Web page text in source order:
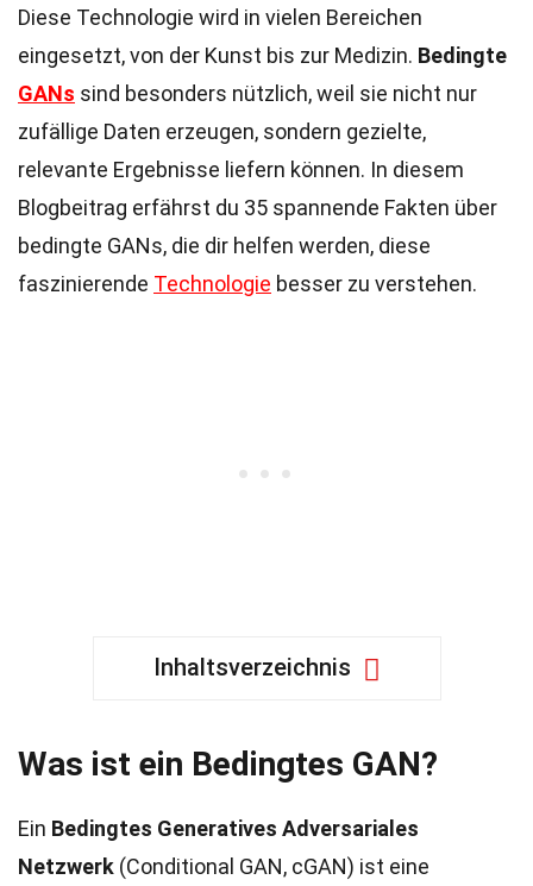
Diese Technologie wird in vielen Bereichen
eingesetzt, von der Kunst bis zur Medizin. Bedingte
GANs sind besonders nützlich, weil sie nicht nur
zufällige Daten erzeugen, sondern gezielte,
relevante Ergebnisse liefern können. In diesem
Blogbeitrag erfährst du 35 spannende Fakten über
bedingte GANs, die dir helfen werden, diese
faszinierende Technologie besser zu verstehen.
Inhaltsverzeichnis
Was ist ein Bedingtes GAN?
Ein Bedingtes Generatives Adversariales
Netzwerk (Conditional GAN, cGAN) ist eine